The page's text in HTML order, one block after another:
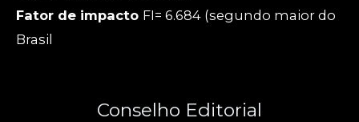
Fator de impacto FI= 6.684 (segundo maior do
Brasil
Conselho Editorial